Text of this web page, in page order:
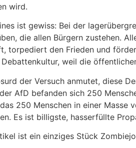
wird.
ist gewiss: Bei der
die allen Bürgern zustehen.
torpediert den Frieden und
weil die
der Versuch anmutet, diese
AfD befanden sich 250
250 Menschen in einer Masse
Es ist billigste, hasserfüllte
ist ein einziges Stück